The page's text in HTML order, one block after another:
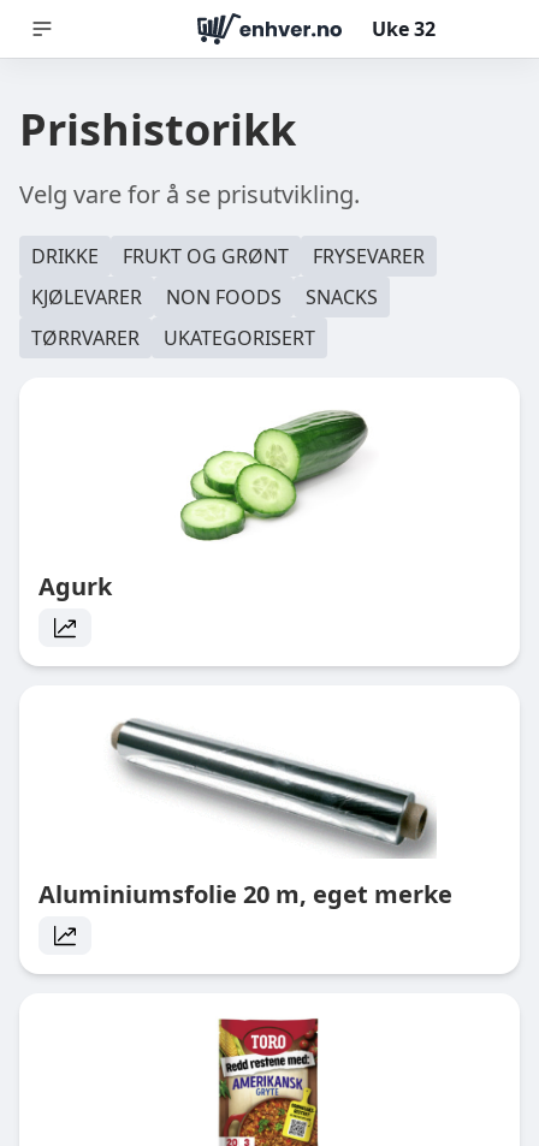
Uke32
Prishistorikk
Velg vare for å se prisutvikling.
DRIKKE FRUKT OG GRØNT
FRYSEVARER
KJØLEVARER
NON FOODS
SNACKS
TØRRVARER
UKATEGORISERT
Agurk
Aluminiumsfolie 20 m, eget merke